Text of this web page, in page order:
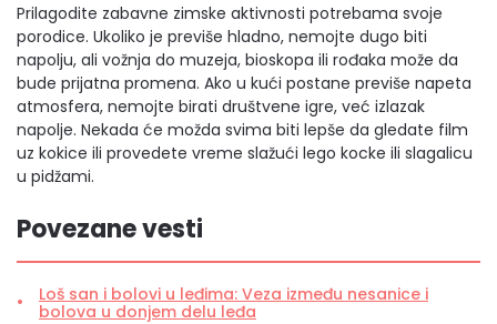
Prilagodite zabavne zimske aktivnosti potrebama svoje
porodice. Ukoliko je previše hladno, nemojte dugo biti
napolju, ali vožnja do muzeja, bioskopa ili rođaka može da
bude prijatna promena. Ako u kući postane previše napeta
atmosfera, nemojte birati društvene igre, već izlazak
napolje. Nekada će možda svima biti lepše da gledate film
uz kokice ili provedete vreme slažući lego kocke ili slagalicu
u pidžami.
Povezane vesti
Loš san i bolovi u leđima: Veza između nesanice i
bolova u donjem delu leđa